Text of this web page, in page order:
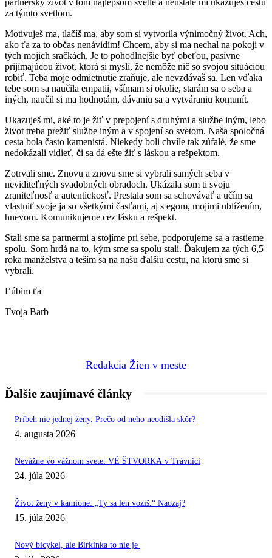
partnerský život v tom najlepšom svetle a neustále mi ukazuješ cestu
za týmto svetlom.
Motivuješ ma, tlačíš ma, aby som si vytvorila výnimočný život. Ach,
ako ťa za to občas nenávidím! Chcem, aby si ma nechal na pokoji v
tých mojich sračkách. Je to pohodlnejšie byť obeťou, pasívne
prijímajúcou život, ktorá si myslí, že nemôže nič so svojou situáciou
robiť. Teba moje odmietnutie zraňuje, ale nevzdávaš sa. Len vďaka
tebe som sa naučila empatii, všímam si okolie, starám sa o seba a
iných, naučil si ma hodnotám, dávaniu sa a vytváraniu komunít.
Ukazuješ mi, aké to je žiť v prepojení s druhými a službe iným, lebo
život treba prežiť službe iným a v spojení so svetom. Naša spoločná
cesta bola často kamenistá. Niekedy boli chvíle tak zúfalé, že sme
nedokázali vidieť, či sa dá ešte žiť s láskou a rešpektom.
Zotrvali sme. Znovu a znovu sme si vybrali samých seba v
neviditeľných svadobných obradoch. Ukázala som ti svoju
zraniteľnosť a autentickosť. Prestala som sa schovávať a učím sa
vlastniť svoje ja so všetkými časťami, aj s egom, mojimi ublížením,
hnevom. Komunikujeme cez lásku a rešpekt.
Stali sme sa partnermi a stojíme pri sebe, podporujeme sa a rastieme
spolu. Som hrdá na to, kým sme sa spolu stali. Ďakujem za tých 6,5
roka manželstva a teším sa na našu ďalšiu cestu, na ktorú sme si
vybrali.
Ľúbim ťa
Tvoja Barb
Redakcia Žien v meste
Ďalšie zaujímavé články
Príbeh nie jednej ženy. Prečo od neho neodišla skôr?
4. augusta 2026
Nevážne vo vážnom svete: VÉ ŠTVORKA v Trávnici
24. júla 2026
Život ženy v kamióne: „Ty sa len vozíš.“ Naozaj?
15. júla 2026
Nový bicykel, ale Birkinka to nie je